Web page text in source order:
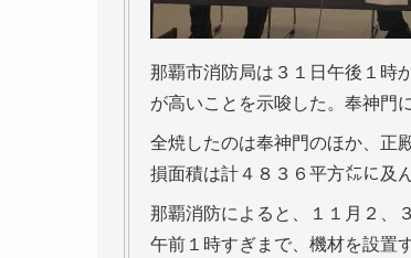
那覇市消防局は３１日午後１時
が高いことを示唆した。奉神門
全焼したのは奉神門のほか、正
損面積は計４８３６平方㍍に及ん
那覇消防によると、１１月２、
午前１時すぎまで、機材を設置